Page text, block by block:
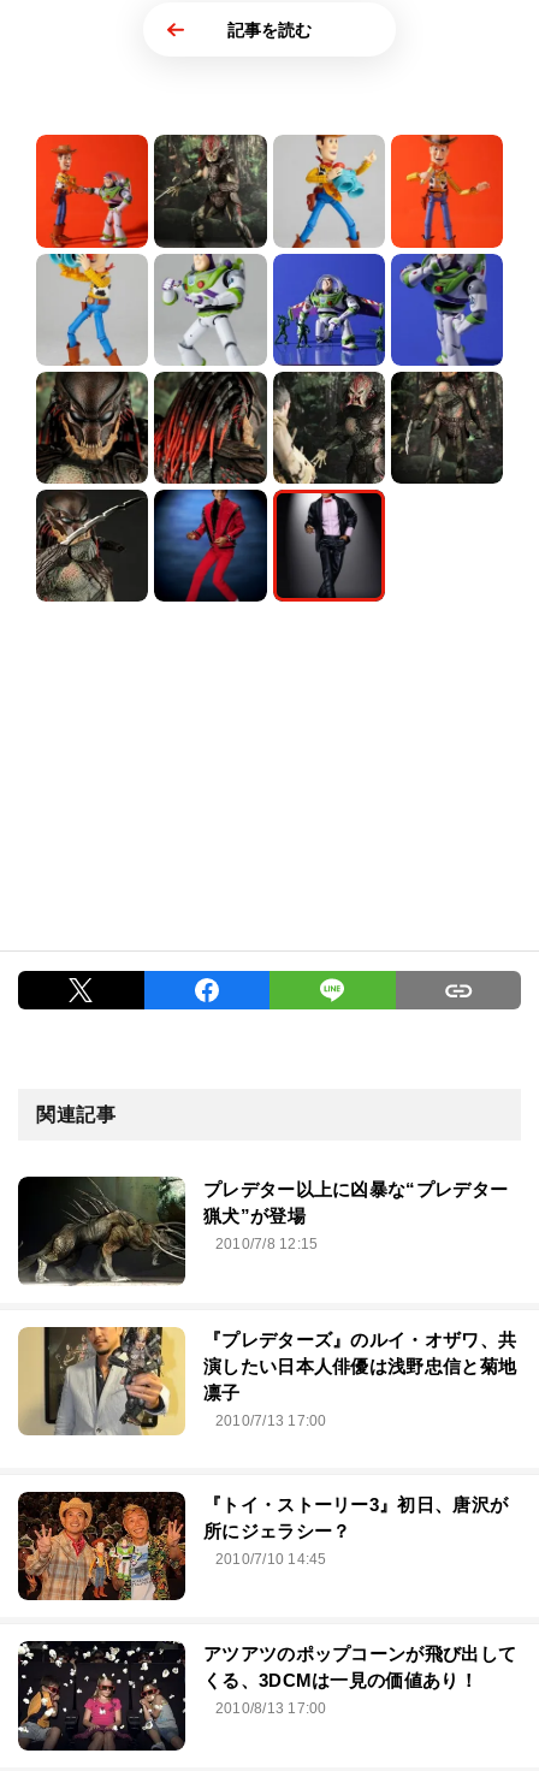
記事を読む
関連記事
プレデター以上に凶暴な“プレデター
猟犬”が登場
2010/7/8 12:15
『プレデターズ』のルイ・オザワ、共
演したい日本人俳優は浅野忠信と菊地
凛子
2010/7/13 17:00
『トイ・ストーリー3』初日、唐沢が
所にジェラシー？
2010/7/10 14:45
アツアツのポップコーンが飛び出して
くる、3DCMは一見の価値あり！
2010/8/13 17:00